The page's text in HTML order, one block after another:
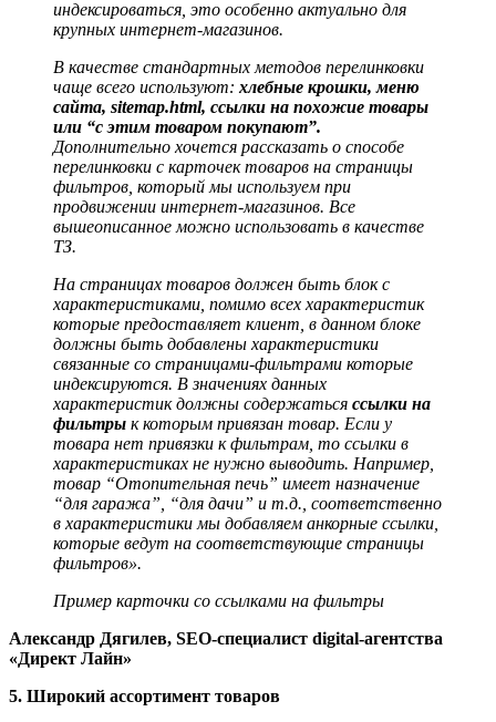
индексироваться, это особенно актуально для
крупных интернет-магазинов.
В качестве стандартных методов перелинковки
чаще всего используют: хлебные крошки, меню
сайта, sitemap.html, ссылки на похожие товары
или “с этим товаром покупают”.
Дополнительно хочется рассказать о способе
перелинковки с карточек товаров на страницы
фильтров, который мы используем при
продвижении интернет-магазинов. Все
вышеописанное можно использовать в качестве
ТЗ.
На страницах товаров должен быть блок с
характеристиками, помимо всех характеристик
которые предоставляет клиент, в данном блоке
должны быть добавлены характеристики
связанные со страницами-фильтрами которые
индексируются. В значениях данных
характеристик должны содержаться ссылки на
фильтры к которым привязан товар. Если у
товара нет привязки к фильтрам, то ссылки в
характеристиках не нужно выводить. Например,
товар “Отопительная печь” имеет назначение
“для гаража”, “для дачи” и т.д., соответственно
в характеристики мы добавляем анкорные ссылки,
которые ведут на соответствующие страницы
фильтров».
Пример карточки со ссылками на фильтры
Александр Дягилев, SEO-специалист digital-агентства
«Директ Лайн»
5. Широкий ассортимент товаров